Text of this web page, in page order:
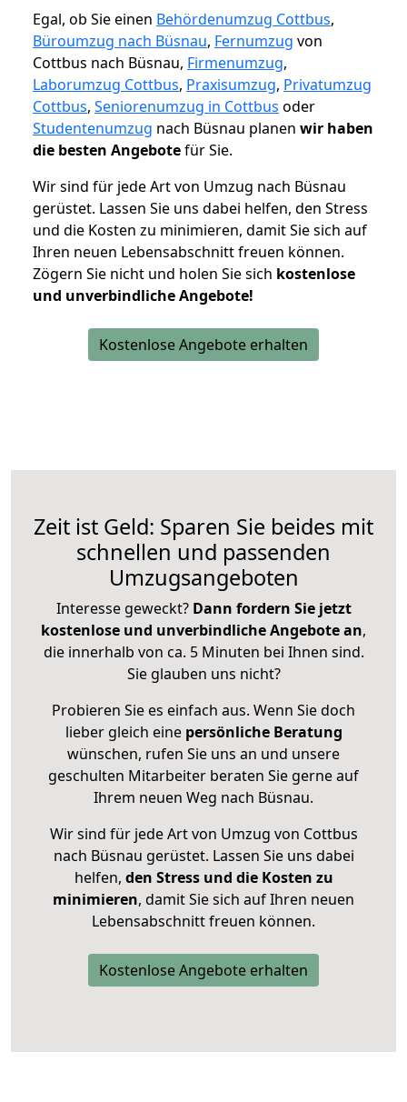
Egal, ob Sie einen Behördenumzug Cottbus,
Büroumzug nach Büsnau, Fernumzug von
Cottbus nach Büsnau, Firmenumzug,
Laborumzug Cottbus, Praxisumzug, Privatumzug
Cottbus, Seniorenumzug in Cottbus oder
Studentenumzug nach Büsnau planen wir haben
die besten Angebotefür Sie.
Wir sind für jede Art von Umzug nach Büsnau
gerüstet. Lassen Sie uns dabei helfen, den Stress
und die Kosten zu minimieren, damit Sie sich auf
Ihren neuen Lebensabschnitt freuen können.
Zögern Sie nicht und holen Sie sich kostenlose
und unverbindliche Angebote!
Kostenlose Angebote erhalten
Zeit ist Geld: Sparen Sie beides mit
schnellen und passenden
Umzugsangeboten
Interesse geweckt? Dann fordern Sie jetzt
kostenlose und unverbindliche Angebote an,
die innerhalb von ca. 5 Minuten bei Ihnen sind.
Sie glauben uns nicht?
Probieren Sie es einfach aus. Wenn Sie doch
lieber gleich eine persönliche Beratung
wünschen, rufen Sie uns an und unsere
geschulten Mitarbeiter beraten Sie gerne auf
Ihrem neuen Weg nach Büsnau.
Wir sind für jede Art von Umzug von Cottbus
nach Büsnau gerüstet. Lassen Sie uns dabei
helfen, den Stress und die Kosten zu
minimieren, damit Sie sich auf Ihren neuen
Lebensabschnitt freuen können.
Kostenlose Angebote erhalten